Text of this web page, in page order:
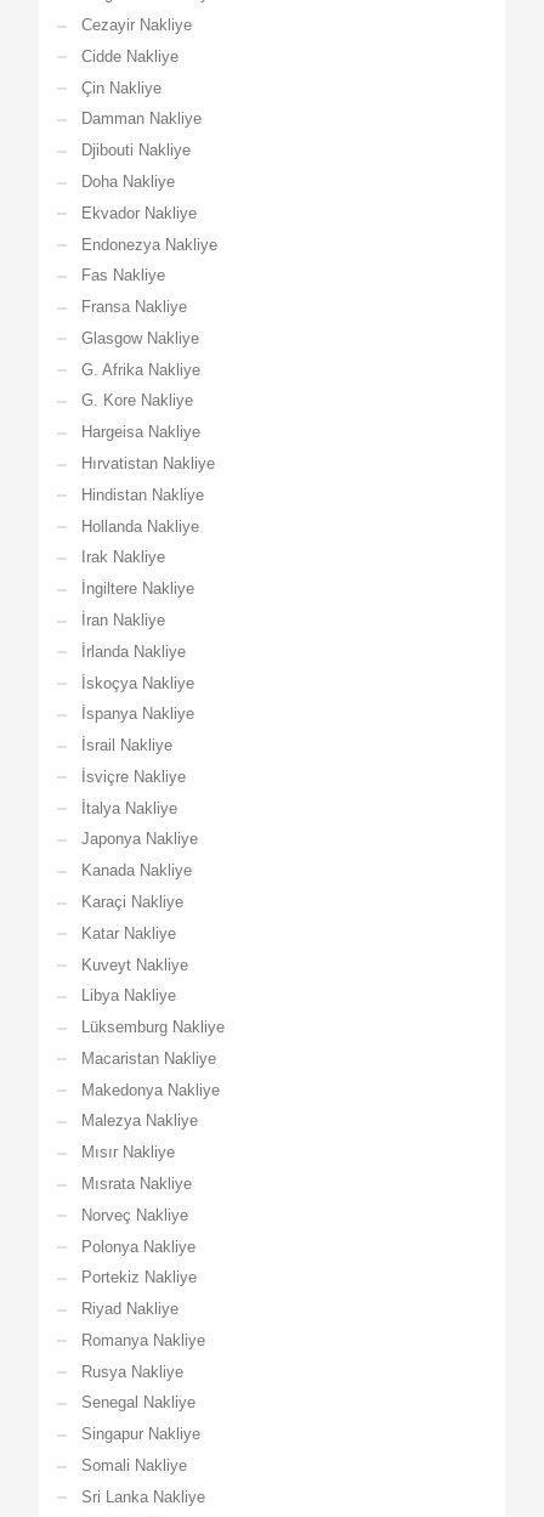
Cezayir Nakliye
Cidde Nakliye
Çin Nakliye
Damman Nakliye
Djibouti Nakliye
Doha Nakliye
Ekvador Nakliye
Endonezya Nakliye
Fas Nakliye
Fransa Nakliye
Glasgow Nakliye
G. Afrika Nakliye
G. Kore Nakliye
Hargeisa Nakliye
Hırvatistan Nakliye
Hindistan Nakliye
Hollanda Nakliye
Irak Nakliye
İngiltere Nakliye
İran Nakliye
İrlanda Nakliye
İskoçya Nakliye
İspanya Nakliye
İsrail Nakliye
İsviçre Nakliye
İtalya Nakliye
Japonya Nakliye
Kanada Nakliye
Karaçi Nakliye
Katar Nakliye
Kuveyt Nakliye
Libya Nakliye
Lüksemburg Nakliye
Macaristan Nakliye
Makedonya Nakliye
Malezya Nakliye
Mısır Nakliye
Mısrata Nakliye
Norveç Nakliye
Polonya Nakliye
Portekiz Nakliye
Riyad Nakliye
Romanya Nakliye
Rusya Nakliye
Senegal Nakliye
Singapur Nakliye
Somali Nakliye
Sri Lanka Nakliye